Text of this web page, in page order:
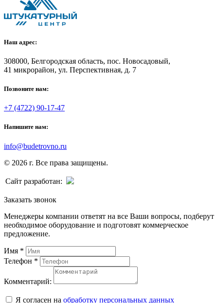
Наш адрес:
308000, Белгородская область, пос. Новосадовый,
41 микрорайон, ул. Перспективная, д. 7
Позвоните нам:
+7 (4722) 90-17-47
Напишите нам:
info@budetrovno.ru
© 2026 г. Все права защищены.
Сайт разработан:
Заказать звонок
Менеджеры компании ответят на все Ваши вопросы, подберут
необходимое оборудование и подготовят коммерческое
предложение.
Имя *
Телефон *
Комментарий:
Я согласен на обработку персональных данных